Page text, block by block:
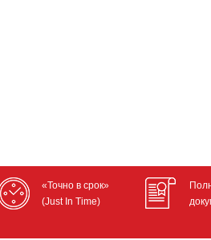
«Точно в срок»
(Just In Time)